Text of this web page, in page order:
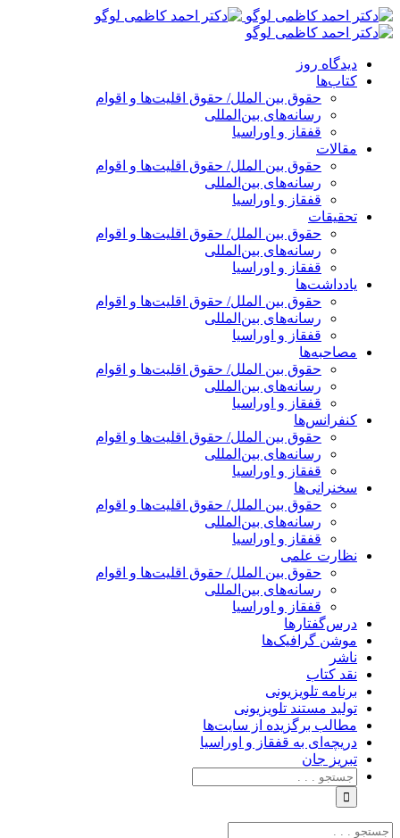
پرش
به
دیدگاه روز
کتاب‌ها
حقوق بین الملل/ حقوق اقلیت‌ها و اقوام
رسانه‌های بین‌المللی
قفقاز و اوراسیا
مقالات
حقوق بین الملل/ حقوق اقلیت‌ها و اقوام
رسانه‌های بین‌المللی
قفقاز و اوراسیا
تحقیقات
حقوق بین الملل/ حقوق اقلیت‌ها و اقوام
رسانه‌های بین‌المللی
قفقاز و اوراسیا
یادداشت‌ها
حقوق بین الملل/ حقوق اقلیت‌ها و اقوام
رسانه‌های بین‌المللی
قفقاز و اوراسیا
مصاحبه‌ها
حقوق بین الملل/ حقوق اقلیت‌ها و اقوام
رسانه‌های بین‌المللی
قفقاز و اوراسیا
کنفرانس‌ها
حقوق بین الملل/ حقوق اقلیت‌ها و اقوام
رسانه‌های بین‌المللی
قفقاز و اوراسیا
سخنرانی‌ها
حقوق بین الملل/ حقوق اقلیت‌ها و اقوام
رسانه‌های بین‌المللی
قفقاز و اوراسیا
نظارت علمی
حقوق بین الملل/ حقوق اقلیت‌ها و اقوام
رسانه‌های بین‌المللی
قفقاز و اوراسیا
درس‌گفتارها
موشن گرافیک‌ها
ناشر
نقد کتاب
برنامه‌ تلویزیونی
تولید مستند تلویزیونی
مطالب برگزیده از سایت‌ها
دریچه‌ای به قفقاز و اوراسیا
تبریزِ جان
جستجو
برای:
جستجو